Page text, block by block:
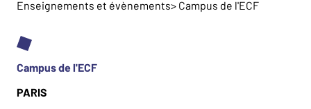
Enseignements et évènements> Campus de l'ECF
Campus de l'ECF
PARIS